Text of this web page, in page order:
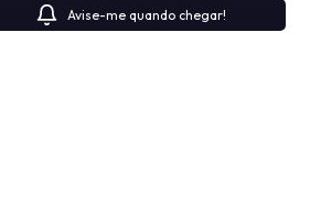
Avise-me quando chegar!